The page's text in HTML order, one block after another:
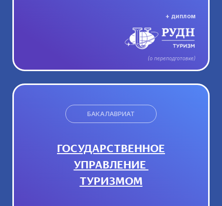
+ диплом
(о переподготовке)
БАКАЛАВРИАТ
ГОСУДАРСТВЕННОЕ
УПРАВЛЕНИЕ
ТУРИЗМОМ